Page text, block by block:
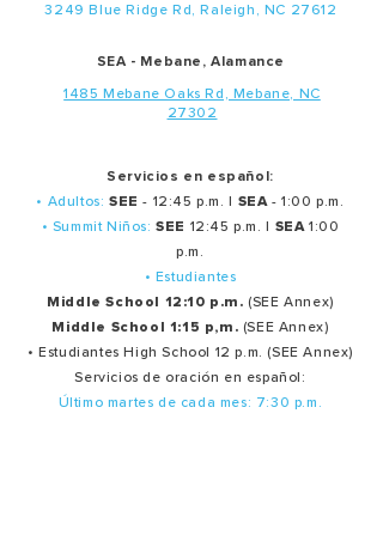
3249 Blue Ridge Rd, Raleigh, NC 27612
SEA - Mebane, Alamance
1485 Mebane Oaks Rd, Mebane, NC
27302
Servicios en español:
• Adultos:SEE - 12:45 p.m. | SEA- 1:00 p.m.
• Summit Niños:SEE 12:45 p.m. | SEA1:00
p.m.
• Estudiantes
Middle School 12:10 p.m. (SEE Annex)
Middle School 1:15 p,m. (SEE Annex)
• Estudiantes High School 12 p.m. (SEE Annex)
Servicios de oración en español:
Último martes de cada mes: 7:30 p.m.